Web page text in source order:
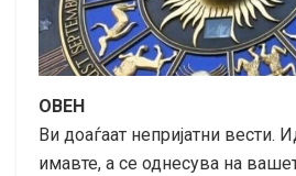
ОВЕН
Ви доаѓаат непријатни вести.
имавте, а се однесува на